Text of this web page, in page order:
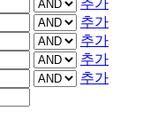
추가
추가
추가
추가
추가